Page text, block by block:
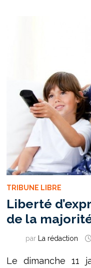
TRIBUNE LIBRE
Liberté
de la
par La rédaction
Le dimanche 11